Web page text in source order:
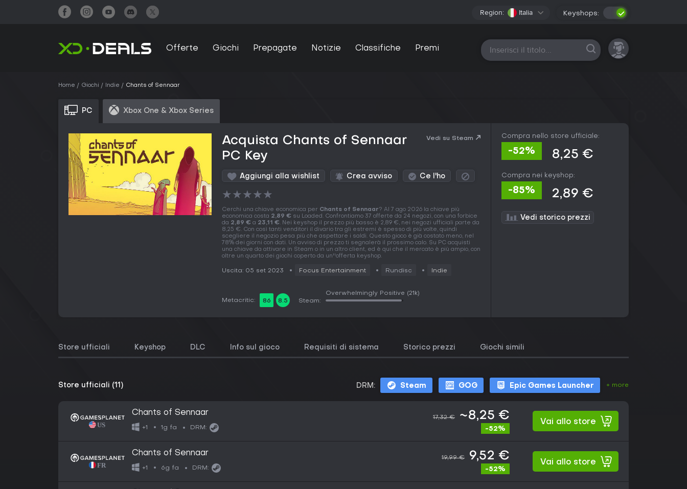
Region: Italia Keyshops:
Offerte Giochi Prepagate Notizie Classifiche Premi Tutte le piattaforme
Home Giochi Indie Chants of Sennaar
PC Xbox One & Xbox Series
Acquista Chants of Sennaar
PC Key
Vedi su Steam
Aggiungi alla wishlist Crea avviso Ce l'ho
★★★★★
Cerchi una chiave economica per Chants of Sennaar? Al 7 ago 2026 la chiave più
economica costa 2,89 € su Loaded. Confrontiamo 37 offerte da 24 negozi, con una forbice
da 2,89 € a 23,11 €. Nei keyshop il prezzo più basso è 2,89 €, nei negozi ufficiali parte da
8,25 €. Con così tanti venditori il divario tra gli estremi è spesso di più volte, quindi
scegliere il negozio pesa più che aspettare i saldi. Questo gioco è già costato meno, nel
78% dei giorni con dati. Un avviso di prezzo ti segnalerà il prossimo calo. Su PC acquisti
una chiave da attivare in Steam o in un altro client, ed è qui che il mercato è più ampio, con
oltre un quarto dei giochi coperto da un''offerta keyshop.
Uscita: 05 set 2023 Focus Entertainment Rundisc Indie
Metacritic: 86 8.5 Steam:
Overwhelmingly Positive (21k)
Compra nello store ufficiale:
-52% 8,25 €
Compra nei keyshop:
-85% 2,89 €
Vedi storico prezzi
Store ufficiali Keyshop DLC Info sul gioco Requisiti di sistema Storico prezzi Giochi simili
Store ufficiali (11) DRM: Steam GOG Epic Games Launcher + more
Chants of Sennaar
+1 1g fa DRM:
17,32 € ~8,25 €
-52%
Vai allo store
Chants of Sennaar
+1 6g fa DRM:
19,99 € 9,52 €
-52%
Vai allo store